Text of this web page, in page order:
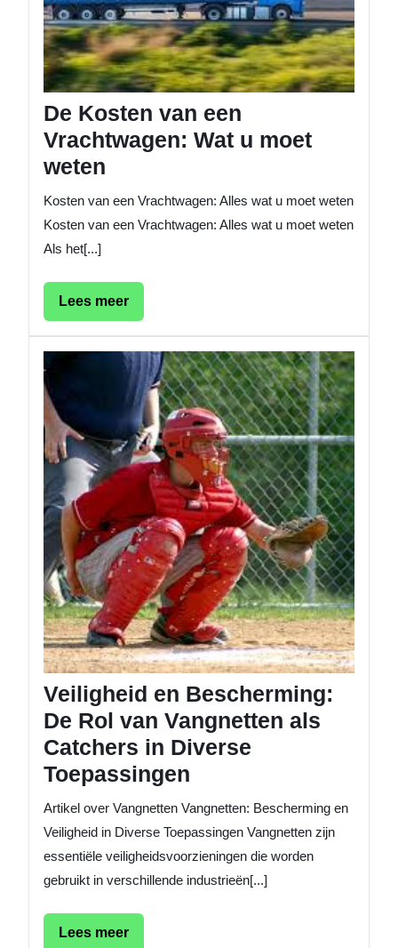
u
moet
weten
De Kosten van een
Vrachtwagen: Wat u moet
weten
Kosten van een Vrachtwagen: Alles wat u moet weten
Kosten van een Vrachtwagen: Alles wat u moet weten
Als het[...]
Lees meerLees
meer
en
De
Rol
als
in
Diverse
Veiligheid en Bescherming:
De Rol van Vangnetten als
Catchers in Diverse
Toepassingen
Artikel over Vangnetten Vangnetten: Bescherming en
Veiligheid in Diverse Toepassingen Vangnetten zijn
essentiële veiligheidsvoorzieningen die worden
gebruikt in verschillende industrieën[...]
Lees meerLees